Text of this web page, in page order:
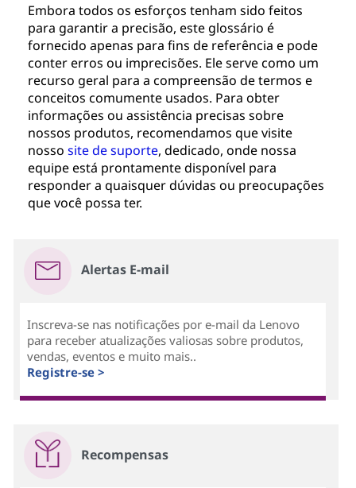
Embora todos os esforços tenham sido feitos
para garantir a precisão, este glossário é
fornecido apenas para fins de referência e pode
conter erros ou imprecisões. Ele serve como um
recurso geral para a compreensão de termos e
conceitos comumente usados. Para obter
informações ou assistência precisas sobre
nossos produtos, recomendamos que visite
nossosite de suporte, dedicado, onde nossa
equipe está prontamente disponível para
responder a quaisquer dúvidas ou preocupações
que você possa ter.
Alertas E-mail
Inscreva-se nas notificações por e-mail da Lenovo
para receber atualizações valiosas sobre produtos,
vendas, eventos e muito mais..
Registre-se >
Recompensas